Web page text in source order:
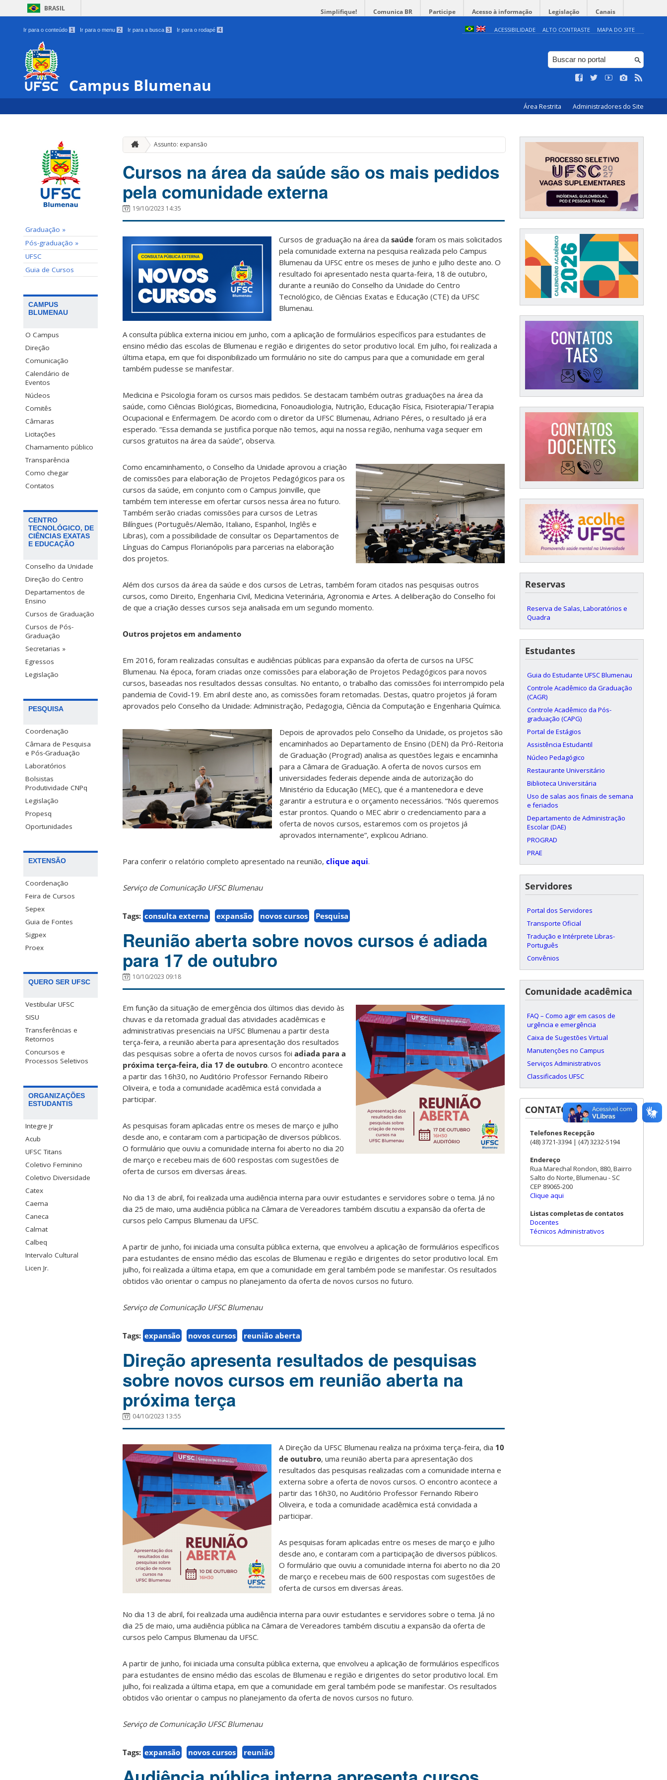
BRASIL Simplifique! Comunica BR Participe Acesso à informação Legislação Canais
Ir para o conteúdo 1 Ir para o menu 2 Ir para a busca 3 Ir para o rodapé 4 ACESSIBILIDADE ALTO CONTRASTE MAPA DO SITE
Campus Blumenau
Área Restrita Administradores do Site
Graduação »
Pós-graduação »
UFSC
Guia de Cursos
CAMPUS
BLUMENAU
O Campus
Direção
Comunicação
Calendário de
Eventos
Núcleos
Comitês
Câmaras
Licitações
Chamamento público
Transparência
Como chegar
Contatos
CENTRO
TECNOLÓGICO, DE
CIÊNCIAS EXATAS
E EDUCAÇÃO
Conselho da Unidade
Direção do Centro
Departamentos de
Ensino
Cursos de Graduação
Cursos de Pós-
Graduação
Secretarias »
Egressos
Legislação
PESQUISA
Coordenação
Câmara de Pesquisa
e Pós-Graduação
Laboratórios
Bolsistas
Produtividade CNPq
Legislação
Propesq
Oportunidades
EXTENSÃO
Coordenação
Feira de Cursos
Sepex
Guia de Fontes
Sigpex
Proex
QUERO SER UFSC
Vestibular UFSC
SISU
Transferências e
Retornos
Concursos e
Processos Seletivos
ORGANIZAÇÕES
ESTUDANTIS
Integre Jr
Acub
UFSC Titans
Coletivo Feminino
Coletivo Diversidade
Catex
Caema
Caneca
Calmat
Calbeq
Intervalo Cultural
Licen Jr.
Assunto: expansão
Cursos na área da saúde são os mais pedidos
pela comunidade externa
19/10/2023 14:35
Cursos de graduação na área da saúde foram os mais solicitados
pela comunidade externa na pesquisa realizada pelo Campus
Blumenau da UFSC entre os meses de junho e julho deste ano. O
resultado foi apresentado nesta quarta-feira, 18 de outubro,
durante a reunião do Conselho da Unidade do Centro
Tecnológico, de Ciências Exatas e Educação (CTE) da UFSC
Blumenau.
A consulta pública externa iniciou em junho, com a aplicação de formulários específicos para estudantes de
ensino médio das escolas de Blumenau e região e dirigentes do setor produtivo local. Em julho, foi realizada a
última etapa, em que foi disponibilizado um formulário no site do campus para que a comunidade em geral
também pudesse se manifestar.
Medicina e Psicologia foram os cursos mais pedidos. Se destacam também outras graduações na área da
saúde, como Ciências Biológicas, Biomedicina, Fonoaudiologia, Nutrição, Educação Física, Fisioterapia/Terapia
Ocupacional e Enfermagem. De acordo com o diretor da UFSC Blumenau, Adriano Péres, o resultado já era
esperado. “Essa demanda se justifica porque não temos, aqui na nossa região, nenhuma vaga sequer em
cursos gratuitos na área da saúde”, observa.
Como encaminhamento, o Conselho da Unidade aprovou a criação
de comissões para elaboração de Projetos Pedagógicos para os
cursos da saúde, em conjunto com o Campus Joinville, que
também tem interesse em ofertar cursos nessa área no futuro.
Também serão criadas comissões para cursos de Letras
Bilíngues (Português/Alemão, Italiano, Espanhol, Inglês e
Libras), com a possibilidade de consultar os Departamentos de
Línguas do Campus Florianópolis para parcerias na elaboração
dos projetos.
Além dos cursos da área da saúde e dos cursos de Letras, também foram citados nas pesquisas outros
cursos, como Direito, Engenharia Civil, Medicina Veterinária, Agronomia e Artes. A deliberação do Conselho foi
de que a criação desses cursos seja analisada em um segundo momento.
Outros projetos em andamento
Em 2016, foram realizadas consultas e audiências públicas para expansão da oferta de cursos na UFSC
Blumenau. Na época, foram criadas onze comissões para elaboração de Projetos Pedagógicos para novos
cursos, baseadas nos resultados dessas consultas. No entanto, o trabalho das comissões foi interrompido pela
pandemia de Covid-19. Em abril deste ano, as comissões foram retomadas. Destas, quatro projetos já foram
aprovados pelo Conselho da Unidade: Administração, Pedagogia, Ciência da Computação e Engenharia Química.
Depois de aprovados pelo Conselho da Unidade, os projetos são
encaminhados ao Departamento de Ensino (DEN) da Pró-Reitoria
de Graduação (Prograd) analisa as questões legais e encaminha
para a Câmara de Graduação. A oferta de novos cursos em
universidades federais depende ainda de autorização do
Ministério da Educação (MEC), que é a mantenedora e deve
garantir a estrutura e o orçamento necessários. “Nós queremos
estar prontos. Quando o MEC abrir o credenciamento para a
oferta de novos cursos, estaremos com os projetos já
aprovados internamente”, explicou Adriano.
Para conferir o relatório completo apresentado na reunião, clique aqui.
Serviço de Comunicação UFSC Blumenau
Tags: consulta externa expansão novos cursos Pesquisa
Reunião aberta sobre novos cursos é adiada
para 17 de outubro
10/10/2023 09:18
Em função da situação de emergência dos últimos dias devido às
chuvas e da retomada gradual das atividades acadêmicas e
administrativas presenciais na UFSC Blumenau a partir desta
terça-feira, a reunião aberta para apresentação dos resultados
das pesquisas sobre a oferta de novos cursos foi adiada para a
próxima terça-feira, dia 17 de outubro. O encontro acontece
a partir das 16h30, no Auditório Professor Fernando Ribeiro
Oliveira, e toda a comunidade acadêmica está convidada a
participar.
As pesquisas foram aplicadas entre os meses de março e julho
desde ano, e contaram com a participação de diversos públicos.
O formulário que ouviu a comunidade interna foi aberto no dia 20
de março e recebeu mais de 600 respostas com sugestões de
oferta de cursos em diversas áreas.
No dia 13 de abril, foi realizada uma audiência interna para ouvir estudantes e servidores sobre o tema. Já no
dia 25 de maio, uma audiência pública na Câmara de Vereadores também discutiu a expansão da oferta de
cursos pelo Campus Blumenau da UFSC.
A partir de junho, foi iniciada uma consulta pública externa, que envolveu a aplicação de formulários específicos
para estudantes de ensino médio das escolas de Blumenau e região e dirigentes do setor produtivo local. Em
julho, foi realizada a última etapa, em que a comunidade em geral também pode se manifestar. Os resultados
obtidos vão orientar o campus no planejamento da oferta de novos cursos no futuro.
Serviço de Comunicação UFSC Blumenau
Tags: expansão novos cursos reunião aberta
Direção apresenta resultados de pesquisas
sobre novos cursos em reunião aberta na
próxima terça
04/10/2023 13:55
A Direção da UFSC Blumenau realiza na próxima terça-feira, dia 10
de outubro, uma reunião aberta para apresentação dos
resultados das pesquisas realizadas com a comunidade interna e
externa sobre a oferta de novos cursos. O encontro acontece a
partir das 16h30, no Auditório Professor Fernando Ribeiro
Oliveira, e toda a comunidade acadêmica está convidada a
participar.
As pesquisas foram aplicadas entre os meses de março e julho
desde ano, e contaram com a participação de diversos públicos.
O formulário que ouviu a comunidade interna foi aberto no dia 20
de março e recebeu mais de 600 respostas com sugestões de
oferta de cursos em diversas áreas.
No dia 13 de abril, foi realizada uma audiência interna para ouvir estudantes e servidores sobre o tema. Já no
dia 25 de maio, uma audiência pública na Câmara de Vereadores também discutiu a expansão da oferta de
cursos pelo Campus Blumenau da UFSC.
A partir de junho, foi iniciada uma consulta pública externa, que envolveu a aplicação de formulários específicos
para estudantes de ensino médio das escolas de Blumenau e região e dirigentes do setor produtivo local. Em
julho, foi realizada a última etapa, em que a comunidade em geral também pode se manifestar. Os resultados
obtidos vão orientar o campus no planejamento da oferta de novos cursos no futuro.
Serviço de Comunicação UFSC Blumenau
Tags: expansão novos cursos reunião
Reservas
Reserva de Salas, Laboratórios e
Quadra
Estudantes
Guia do Estudante UFSC Blumenau
Controle Acadêmico da Graduação
(CAGR)
Controle Acadêmico da Pós-
graduação (CAPG)
Portal de Estágios
Assistência Estudantil
Núcleo Pedagógico
Restaurante Universitário
Biblioteca Universitária
Uso de salas aos finais de semana
e feriados
Departamento de Administração
Escolar (DAE)
PROGRAD
PRAE
Servidores
Portal dos Servidores
Transporte Oficial
Tradução e Intérprete Libras-
Português
Convênios
Comunidade acadêmica
FAQ – Como agir em casos de
urgência e emergência
Caixa de Sugestões Virtual
Manutenções no Campus
Serviços Administrativos
Classificados UFSC
CONTATOS
Telefones Recepção
(48) 3721-3394 | (47) 3232-5194
Endereço
Rua Marechal Rondon, 880, Bairro
Salto do Norte, Blumenau - SC
CEP 89065-200
Clique aqui
Listas completas de contatos
Docentes
Técnicos Administrativos